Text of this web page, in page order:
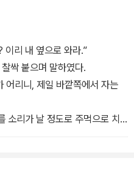
균관에 들어가는 걸로 모자라
…
이리 내 옆으로 와라.”
싹 붙으며 말하였다.
어리니, 제일 바깥쪽에서 자는
소리가 날 정도로 주먹으로 치